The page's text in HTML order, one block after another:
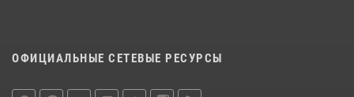
ОФИЦИАЛЬНЫЕ СЕТЕВЫЕ РЕСУРСЫ